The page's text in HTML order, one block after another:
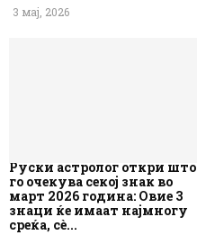
3 мај, 2026
Руски астролог откри што
го очекува секој знак во
март 2026 година: Овие 3
знаци ќе имаат најмногу
среќа, сè...